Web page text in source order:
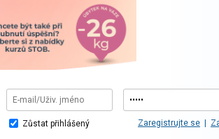
Zůstat přihlášený Zaregistrujte se